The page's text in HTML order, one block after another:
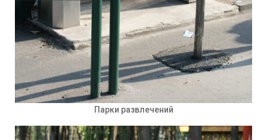
Парки развлечений